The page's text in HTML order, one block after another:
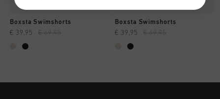
Boxsta Swimshorts
€ 39,95 € 69,95
Boxsta Swimshorts
€ 39,95 € 69,95